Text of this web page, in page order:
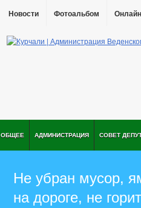
Новости Фотоальбом
ОБЩЕЕ АДМИНИСТРАЦИЯ СОВЕТ
Не убран мусор,
на дороге, не горит